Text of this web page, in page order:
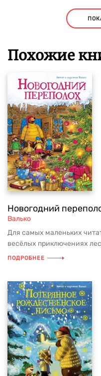
Похожие
Новогодний
Валько
Для самых маленьких
весёлых приключениях
ПОДРОБНЕЕ